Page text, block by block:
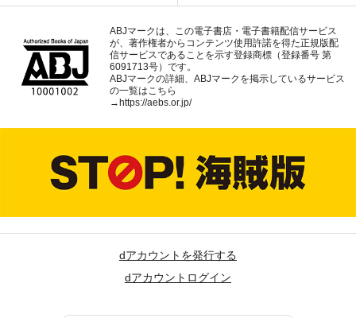
ABJマークは、この電子書店・電子書籍配信サービス
が、著作権者からコンテンツ使用許諾を得た正規版配
信サービスであることを示す登録商標（登録番号 第
6091713号）です。
ABJマークの詳細、ABJマークを掲示しているサービス
の一覧はこちら
→ https://aebs.or.jp/
dアカウントを発行する
dアカウントログイン